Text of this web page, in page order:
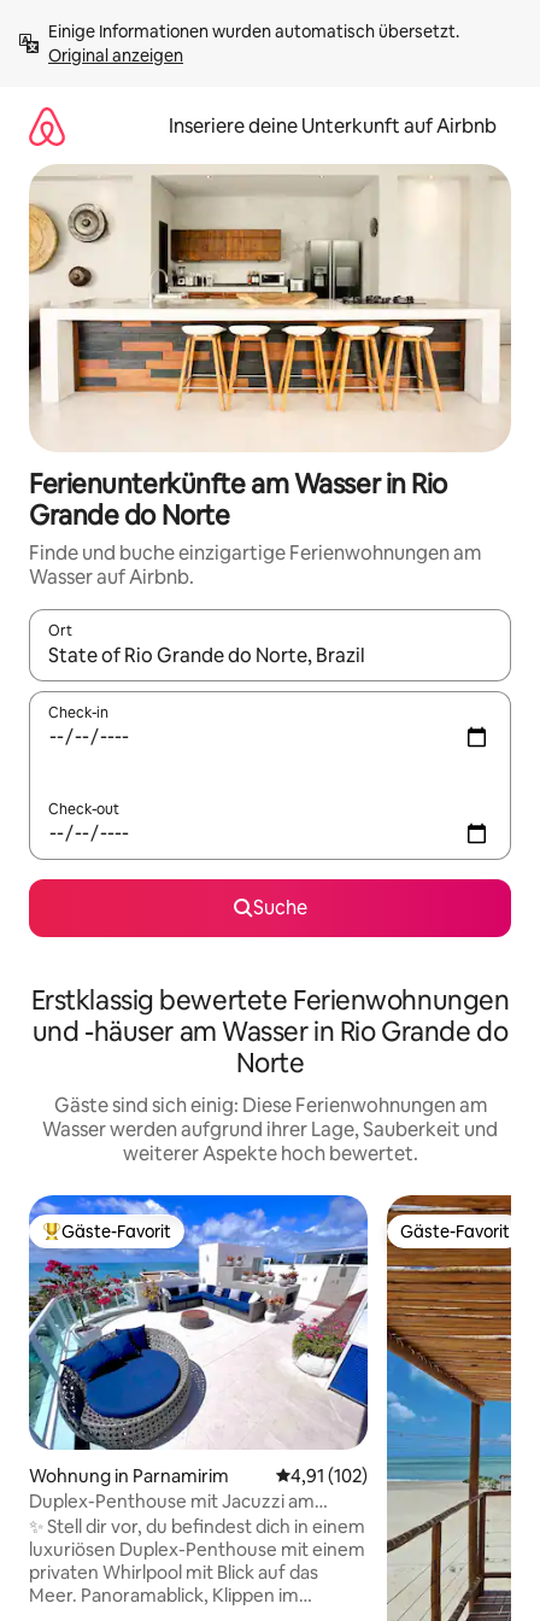
Inhalten
springenOriginal anzeigen
Inseriere deine Unterkunft auf Airbnb
Ferienunterkünfte am Wasser in Rio
Grande do Norte
Finde und buche einzigartige Ferienwohnungen am
Wasser auf Airbnb.
Ort
Wenn Ergebnisse verfügbar sind, navigiere mit den
Check-in
Check-out
Suche
Erstklassig bewertete Ferienwohnungen
und -häuser am Wasser in Rio Grande do
Norte
Gäste sind sich einig: Diese Ferienwohnungen am
Wasser werden aufgrund ihrer Lage, Sauberkeit und
weiterer Aspekte hoch bewertet.
Beliebter Gäste-Favorit.
Gäste-Favorit
Wohnung in Parnamirim Durchschnittliche Bewertung:
4,91 (102)
Duplex-Penthouse mit Jacuzzi am
Strand.
✨ Stell dir vor, du befindest dich in einem
luxuriösen Duplex-Penthouse mit einem
privaten Whirlpool mit Blick auf das
Meer. Panoramablick, Klippen im
Gäste-Favorit
Gäste-Favorit